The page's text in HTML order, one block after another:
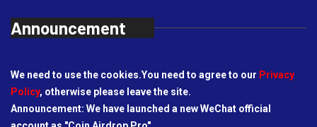
Announcement
We need to use the cookies.You need to agree to our Privacy
Policy, otherwise please leave the site.
Announcement: We have launched a new WeChat official